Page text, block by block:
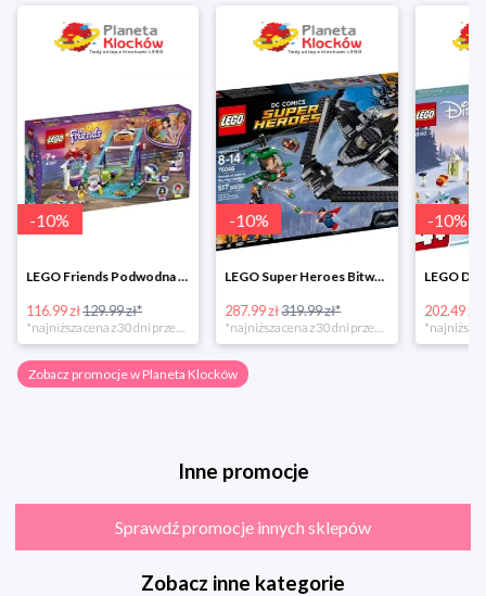
-10%
LEGO Friends Podwodna Frajda w super cenie
116.99 zł129.99 zł*
-10%
LEGO Super Heroes Bitwa powietrzna w super cenie
287.99 zł319.99 zł*
-10%
202.49 zł
Zobacz promocje w Planeta Klocków
Inne promocje
Sprawdź promocje innych sklepów
Zobacz inne kategorie